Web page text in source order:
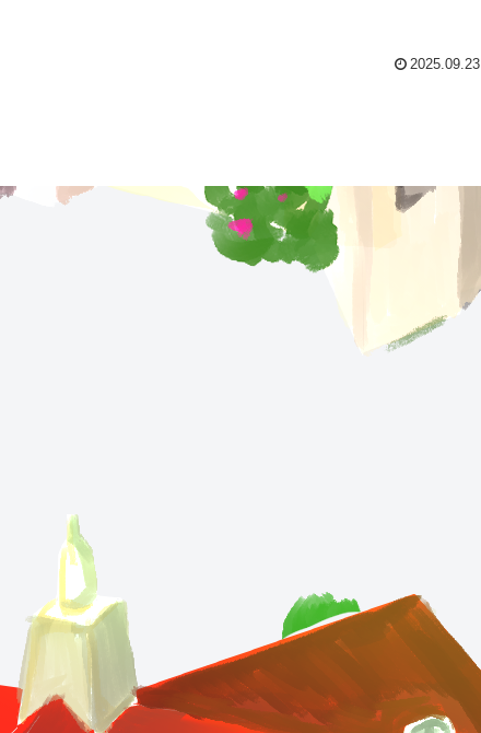
2025.09.23